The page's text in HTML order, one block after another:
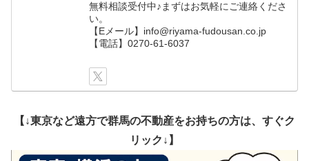
無料相談受付中♪まずはお気軽にご連絡くださ
い。
【Eメール】info@riyama-fudousan.co.jp
【電話】0270-61-6037
【↓東京など遠方で群馬の不動産をお持ちの方は、すぐク
リック↓】